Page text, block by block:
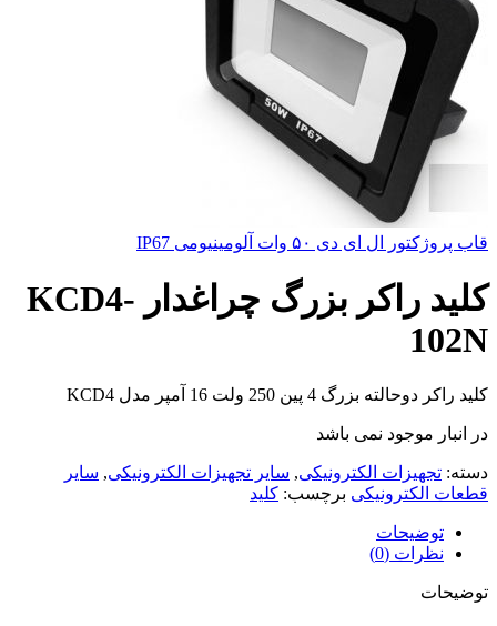
قاب پروژکتور ال ای دی ۵۰ وات آلومینیومی IP67
کلید راکر بزرگ چراغدار KCD4-
102N
کلید راکر دوحالته بزرگ 4 پین 250 ولت 16 آمپر مدل KCD4
در انبار موجود نمی باشد
دسته: تجهیزات الکترونیکی, سایر تجهیزات الکترونیکی, سایر
قطعات الکترونیکی برچسب: کلید
توضیحات
نظرات (0)
توضیحات